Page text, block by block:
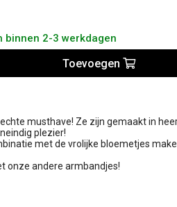
binnen 2-3 werkdagen
Toevoegen
musthave! Ze zijn gemaakt in
plezier!
met de vrolijke bloemetjes
onze andere armbandjes!